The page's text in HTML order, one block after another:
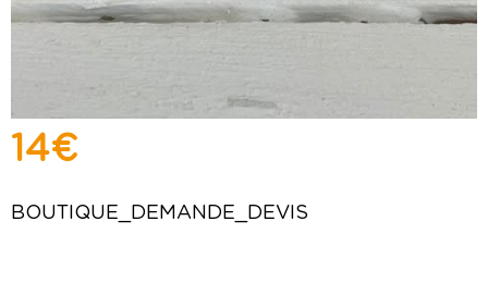
14 €
BOUTIQUE_DEMANDE_DEVIS